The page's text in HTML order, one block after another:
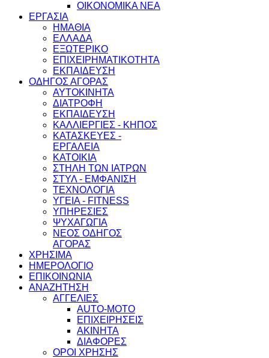
ΟΙΚΟΝΟΜΙΚΑ ΝΕΑ
ΕΡΓΑΣΙΑ
ΗΜΑΘΙΑ
ΕΛΛΑΔΑ
ΕΞΩΤΕΡΙΚΟ
ΕΠΙΧΕΙΡΗΜΑΤΙΚΟΤΗΤΑ
ΕΚΠΑΙΔΕΥΣΗ
ΟΔΗΓΟΣ ΑΓΟΡΑΣ
ΑΥΤΟΚΙΝΗΤΑ
ΔΙΑΤΡΟΦΗ
ΕΚΠΑΙΔΕΥΣΗ
ΚΑΛΛΙΕΡΓΙΕΣ - ΚΗΠΟΣ
ΚΑΤΑΣΚΕΥΕΣ -
ΕΡΓΑΛΕΙΑ
ΚΑΤΟΙΚΙΑ
ΣΤΗΛΗ ΤΩΝ ΙΑΤΡΩΝ
ΣΤΥΛ - ΕΜΦΑΝΙΣΗ
ΤΕΧΝΟΛΟΓΙΑ
ΥΓΕΙΑ - FITNESS
ΥΠΗΡΕΣΙΕΣ
ΨΥΧΑΓΩΓΙΑ
ΝΕΟΣ ΟΔΗΓΟΣ
ΑΓΟΡΑΣ
ΧΡΗΣΙΜΑ
ΗΜΕΡΟΛΟΓΙΟ
ΕΠΙΚΟΙΝΩΝΙΑ
ΑΝΑΖΗΤΗΣΗ
ΑΓΓΕΛΙΕΣ
AUTO-MOTO
ΕΠΙΧΕΙΡΗΣΕΙΣ
ΑΚΙΝΗΤΑ
ΔΙΑΦΟΡΕΣ
ΟΡΟΙ ΧΡΗΣΗΣ